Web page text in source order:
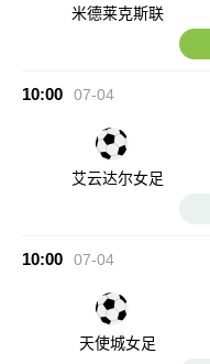
米德莱克斯联
10:00 07-04
艾云达尔女足
10:00 07-04
天使城女足